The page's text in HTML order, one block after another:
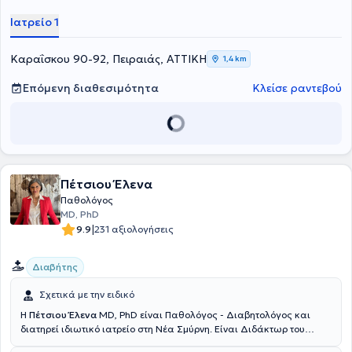
Ιατρείο 1
Καραΐσκου 90-92, Πειραιάς, ΑΤΤΙΚΗ 1,4 km
Επόμενη διαθεσιμότητα Κλείσε ραντεβού
Πέτσιου Έλενα
Παθολόγος
MD, PhD
9.9|231 αξιολογήσεις
Διαβήτης
Σχετικά με την ειδικό
Η Πέτσιου Έλενα MD, PhD είναι Παθολόγος - Διαβητολόγος και
διατηρεί ιδιωτικό ιατρείο στη Νέα Σμύρνη. Είναι Διδάκτωρ του